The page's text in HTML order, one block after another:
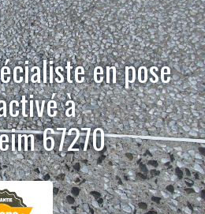
en pose
à
67270